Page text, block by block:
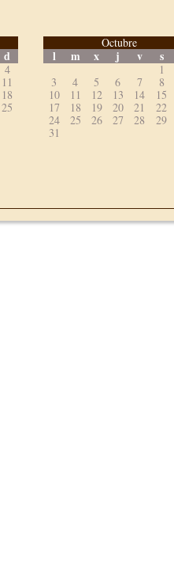
d
4
11
18
25
Octubre
l m x j v s
1
3
4 5 6 7
8
10
11 12 13 14
15
17
18 19 20 21
22
24
25 26 27 28
29
31